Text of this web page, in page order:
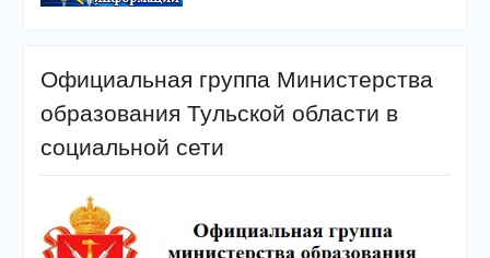
Официальная группа Министерства
образования Тульской области в
социальной сети